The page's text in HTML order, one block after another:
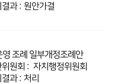
원안가결
조례 일부개정조례안
자치행정위원회
처리